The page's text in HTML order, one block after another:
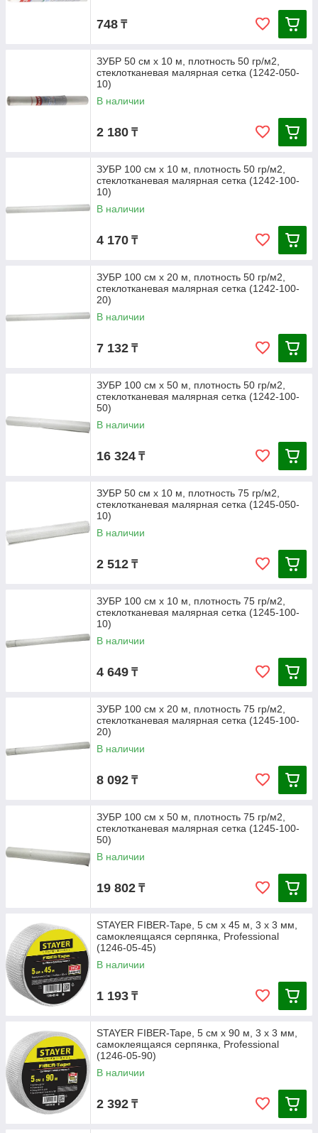
748 ₸
ЗУБР 50 см х 10 м, плотность 50 гр/м2,
стеклотканевая малярная сетка (1242-050-
10)
В наличии
2 180 ₸
ЗУБР 100 см х 10 м, плотность 50 гр/м2,
стеклотканевая малярная сетка (1242-100-
10)
В наличии
4 170 ₸
ЗУБР 100 см х 20 м, плотность 50 гр/м2,
стеклотканевая малярная сетка (1242-100-
20)
В наличии
7 132 ₸
ЗУБР 100 см х 50 м, плотность 50 гр/м2,
стеклотканевая малярная сетка (1242-100-
50)
В наличии
16 324 ₸
ЗУБР 50 см х 10 м, плотность 75 гр/м2,
стеклотканевая малярная сетка (1245-050-
10)
В наличии
2 512 ₸
ЗУБР 100 см х 10 м, плотность 75 гр/м2,
стеклотканевая малярная сетка (1245-100-
10)
В наличии
4 649 ₸
ЗУБР 100 см х 20 м, плотность 75 гр/м2,
стеклотканевая малярная сетка (1245-100-
20)
В наличии
8 092 ₸
ЗУБР 100 см х 50 м, плотность 75 гр/м2,
стеклотканевая малярная сетка (1245-100-
50)
В наличии
19 802 ₸
STAYER FIBER-Tape, 5 см х 45 м, 3 х 3 мм,
самоклеящаяся серпянка, Professional
(1246-05-45)
В наличии
1 193 ₸
STAYER FIBER-Tape, 5 см х 90 м, 3 х 3 мм,
самоклеящаяся серпянка, Professional
(1246-05-90)
В наличии
2 392 ₸